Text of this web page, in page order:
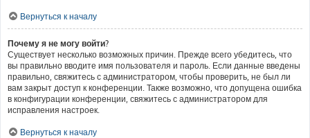
Вернуться к началу
Почему я не могу войти?
Существует несколько возможных причин. Прежде всего убедитесь, что
вы правильно вводите имя пользователя и пароль. Если данные введены
правильно, свяжитесь с администратором, чтобы проверить, не был ли
вам закрыт доступ к конференции. Также возможно, что допущена ошибка
в конфигурации конференции, свяжитесь с администратором для
исправления настроек.
Вернуться к началу